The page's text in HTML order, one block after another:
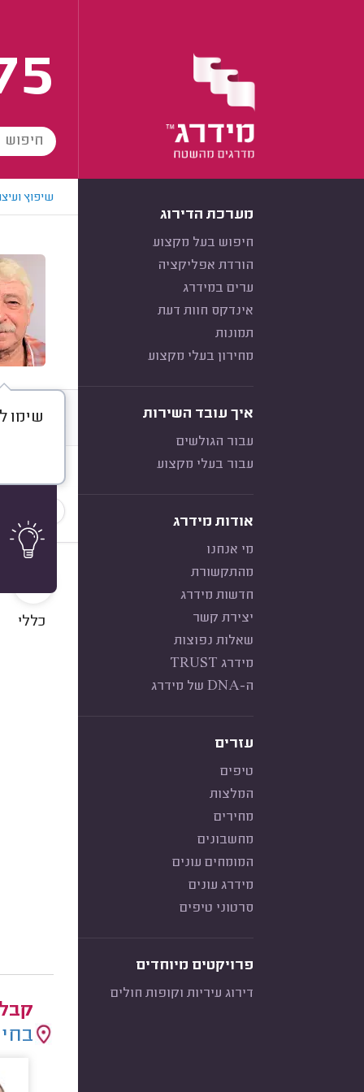
מערכת הדירוג
חיפוש בעל מקצוע
הורדת אפליקציה
ערים במידרג
אינדקס חוות דעת
תמונות
מחירון בעלי מקצוע
איך עובד השירות
עבור הגולשים
עבור בעלי מקצוע
אודות מידרג
מי אנחנו
מהתקשורת
חדשות מידרג
יצירת קשר
שאלות נפוצות
מידרג TRUST
ה-DNA של מידרג
עזרים
טיפים
המלצות
מחירים
מחשבונים
המומחים עונים
מידרג עונים
סרטוני טיפים
פרויקטים מיוחדים
דירוג עיריות וקופות חולים
שיפוץ
שימו
דברו
10
כללי